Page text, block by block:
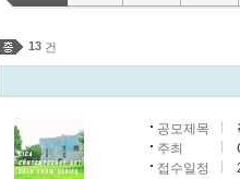
13 건
공모제목
주최
접수일정